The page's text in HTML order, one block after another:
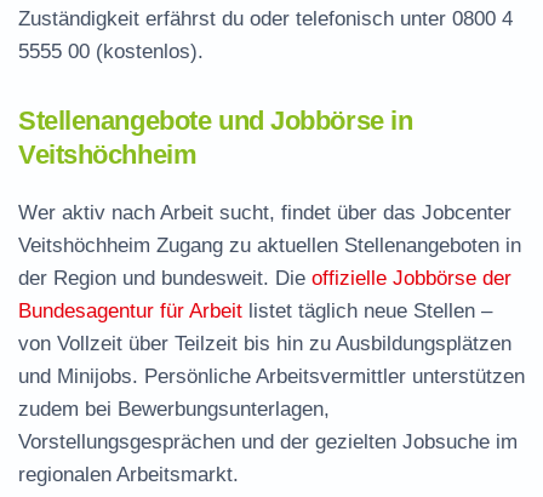
Zuständigkeit erfährst du oder telefonisch unter 0800 4
5555 00 (kostenlos).
Stellenangebote und Jobbörse in
Veitshöchheim
Wer aktiv nach Arbeit sucht, findet über das Jobcenter
Veitshöchheim Zugang zu aktuellen Stellenangeboten in
der Region und bundesweit. Die offizielle Jobbörse der
Bundesagentur für Arbeit listet täglich neue Stellen –
von Vollzeit über Teilzeit bis hin zu Ausbildungsplätzen
und Minijobs. Persönliche Arbeitsvermittler unterstützen
zudem bei Bewerbungsunterlagen,
Vorstellungsgesprächen und der gezielten Jobsuche im
regionalen Arbeitsmarkt.